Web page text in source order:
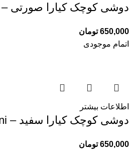
دوشی کوچک کیارا صورتی – Chiara Ferragni
650,000 تومان
اتمام موجودی
اطلاعات بیشتر
دوشی کوچک کیارا سفید – Chiara Ferragni
650,000 تومان